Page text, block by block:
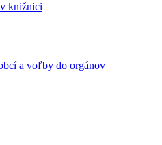
knižnici
a voľby do orgánov